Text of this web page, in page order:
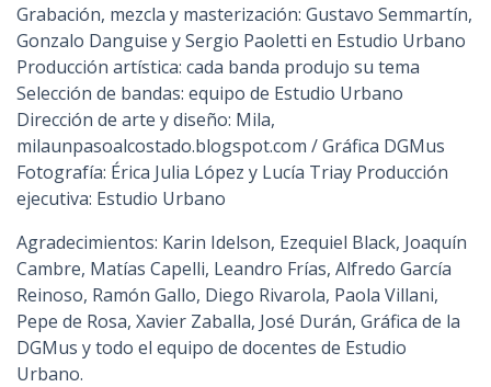
Grabación, mezcla y masterización: Gustavo Semmartín,
Gonzalo Danguise y Sergio Paoletti en Estudio Urbano
Producción artística: cada banda produjo su tema
Selección de bandas: equipo de Estudio Urbano
Dirección de arte y diseño: Mila,
milaunpasoalcostado.blogspot.com / Gráfica DGMus
Fotografía: Érica Julia López y Lucía Triay Producción
ejecutiva: Estudio Urbano
Agradecimientos: Karin Idelson, Ezequiel Black, Joaquín
Cambre, Matías Capelli, Leandro Frías, Alfredo García
Reinoso, Ramón Gallo, Diego Rivarola, Paola Villani,
Pepe de Rosa, Xavier Zaballa, José Durán, Gráfica de la
DGMus y todo el equipo de docentes de Estudio
Urbano.